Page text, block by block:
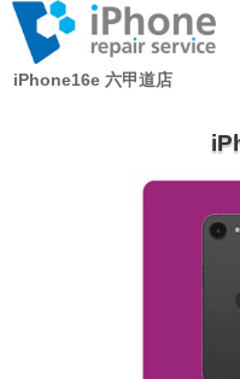
iPhone16e 六甲道店